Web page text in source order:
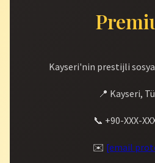
Kayseri'nin prestijli
📍 Kayseri,
📞 +90-XXX-
✉️ [email